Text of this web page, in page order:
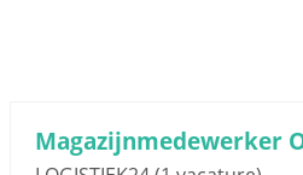
Magazijnmedewerker